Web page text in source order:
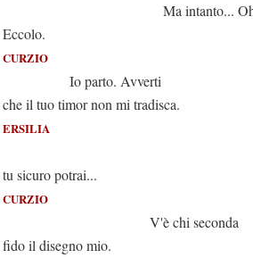
Ma intanto... Oh
Eccolo.
CURZIO
Io parto. Avverti
che il tuo timor non mi tradisca.
ERSILIA
Ah
tu sicuro potrai...
CURZIO
V'è chi seconda
fido il disegno mio.